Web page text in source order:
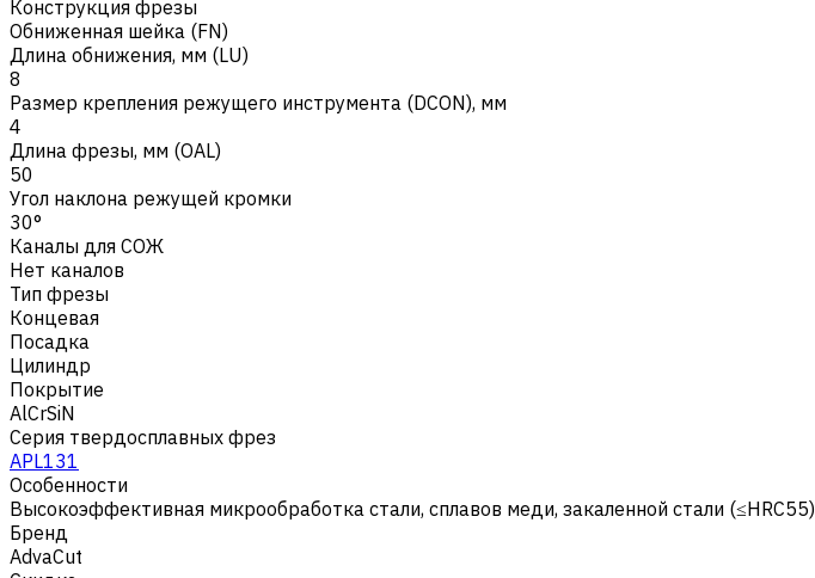
Конструкция фрезы
Обниженная шейка (FN)
Длина обнижения, мм (LU)
8
Размер крепления режущего инструмента (DCON), мм
4
Длина фрезы, мм (OAL)
50
Угол наклона режущей кромки
30°
Каналы для СОЖ
Нет каналов
Тип фрезы
Концевая
Посадка
Цилиндр
Покрытие
AlCrSiN
Серия твердосплавных фрез
APL131
Особенности
Высокоэффективная микрообработка стали, сплавов меди, закаленной стали (≤HRC55)
Бренд
AdvaCut